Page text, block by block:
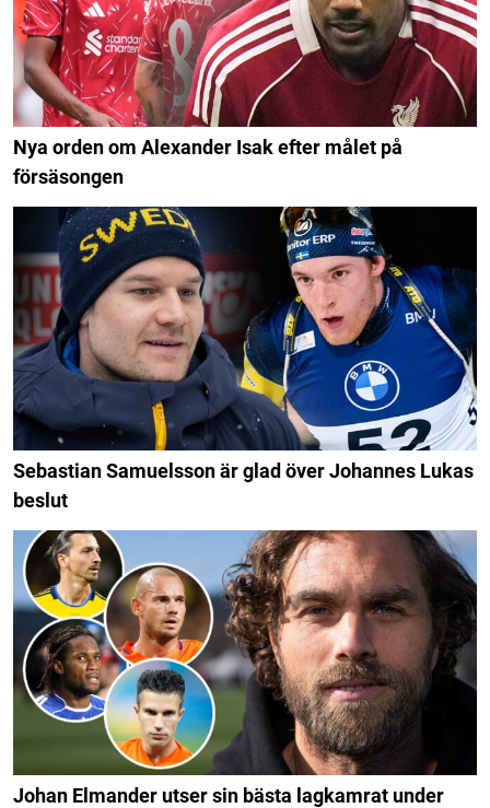
Nya orden om Alexander Isak efter målet på
försäsongen
Sebastian Samuelsson är glad över Johannes Lukas
beslut
Johan Elmander utser sin bästa lagkamrat under